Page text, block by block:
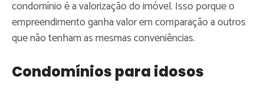
condomínio é a valorização do imóvel. Isso porque o
empreendimento ganha valor em comparação a outros
que não tenham as mesmas conveniências.
Condomínios para idosos